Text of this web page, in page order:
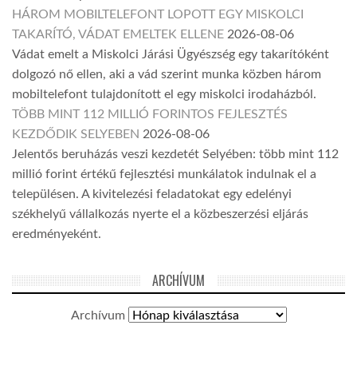
HÁROM MOBILTELEFONT LOPOTT EGY MISKOLCI
TAKARÍTÓ, VÁDAT EMELTEK ELLENE 2026-08-06
Vádat emelt a Miskolci Járási Ügyészség egy takarítóként
dolgozó nő ellen, aki a vád szerint munka közben három
mobiltelefont tulajdonított el egy miskolci irodaházból.
TÖBB MINT 112 MILLIÓ FORINTOS FEJLESZTÉS
KEZDŐDIK SELYEBEN 2026-08-06
Jelentős beruházás veszi kezdetét Selyében: több mint 112
millió forint értékű fejlesztési munkálatok indulnak el a
településen. A kivitelezési feladatokat egy edelényi
székhelyű vállalkozás nyerte el a közbeszerzési eljárás
eredményeként.
ARCHÍVUM
Archívum